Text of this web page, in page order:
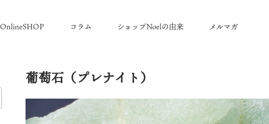
OnlineSHOP コラム ショップNoelの由来 メルマガ
葡萄石（プレナイト）